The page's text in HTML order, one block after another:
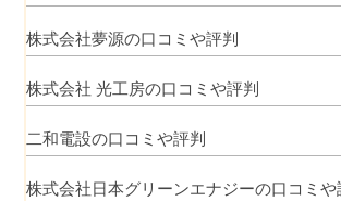
株式会社夢源の口コミや評判
株式会社 光工房の口コミや評判
二和電設の口コミや評判
株式会社日本グリーンエナジーの口コミや